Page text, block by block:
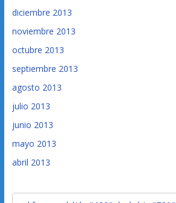
diciembre 2013
noviembre 2013
octubre 2013
septiembre 2013
agosto 2013
julio 2013
junio 2013
mayo 2013
abril 2013